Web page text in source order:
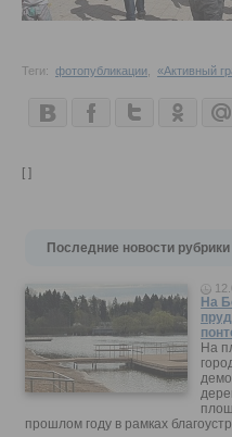
Теги: фотопубликации «Активный
[ ]
Последние новости
На
На
прошлом году в рамках